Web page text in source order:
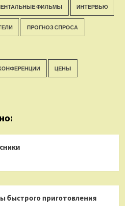
ФИЛЬМЫ ИНТЕРВЬЮ
ПРОГНОЗ СПРОСА
ЦЕНЫ
быстрого приготовления